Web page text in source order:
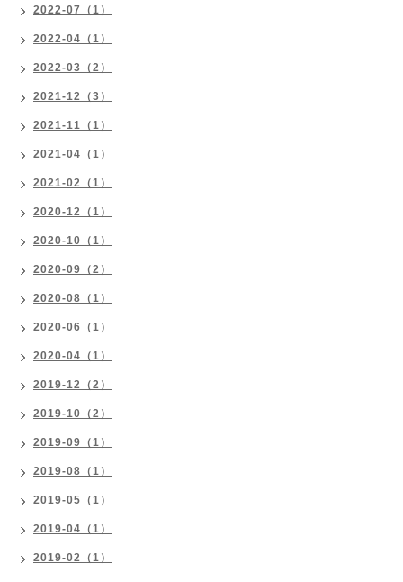
2022-07（1）
2022-04（1）
2022-03（2）
2021-12（3）
2021-11（1）
2021-04（1）
2021-02（1）
2020-12（1）
2020-10（1）
2020-09（2）
2020-08（1）
2020-06（1）
2020-04（1）
2019-12（2）
2019-10（2）
2019-09（1）
2019-08（1）
2019-05（1）
2019-04（1）
2019-02（1）